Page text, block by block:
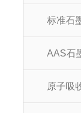
标准石
AAS石
原子吸